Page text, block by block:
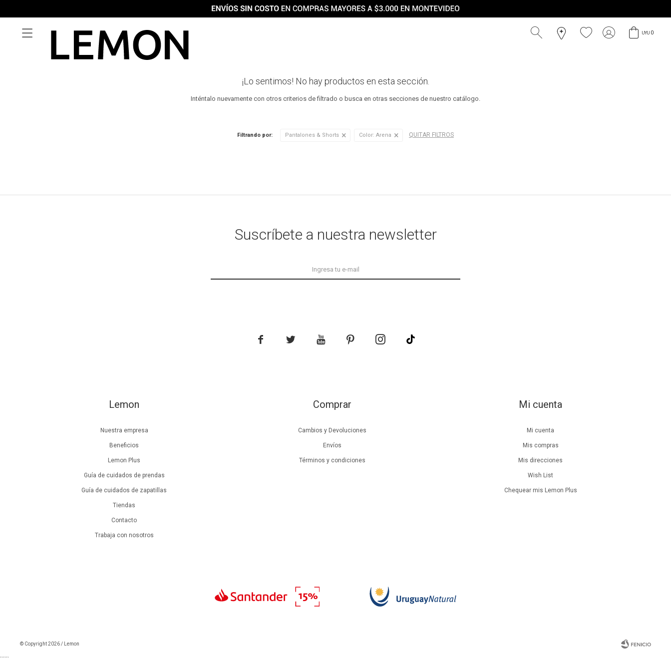
UYU 0

¡Lo sentimos! No hay productos en esta sección.
Inténtalo nuevamente con otros criterios de filtrado o busca en otras secciones de nuestro catálogo.
Filtrando por: Pantalones & Shorts Color: Arena QUITAR FILTROS
Lemon
Nuestra empresa
Beneficios
Lemon Plus
Guía de cuidados de prendas
Guía de cuidados de zapatillas
Tiendas
Contacto
Trabaja con nosotros
Comprar
Cambios y Devoluciones
Envíos
Términos y condiciones
Mi cuenta
Mi cuenta
Mis compras
Mis direcciones
Wish List
Chequear mis Lemon Plus
Suscríbete a nuestra newsletter
    
© Copyright 2026 / Lemon
``````